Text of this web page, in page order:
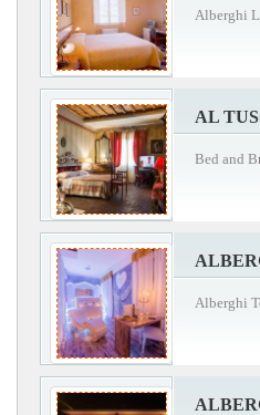
Alberghi
AL
Bed and
Alberghi